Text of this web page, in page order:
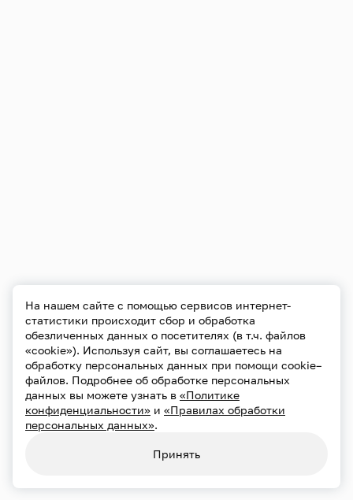
На нашем сайте с помощью сервисов интернет-
статистики происходит сбор и обработка
обезличенных данных о посетителях (в т.ч. файлов
«cookie»). Используя сайт, вы соглашаетесь на
обработку персональных данных при помощи cookie–
файлов. Подробнее об обработке персональных
данных вы можете узнать в «Политике
конфиденциальности» и «Правилах обработки
персональных данных».
Принять